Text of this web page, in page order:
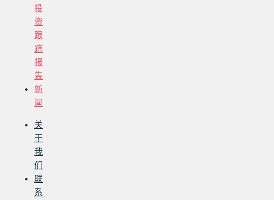
投
资
跟
踪
报
告
新
闻
关
于
我
们
联
系